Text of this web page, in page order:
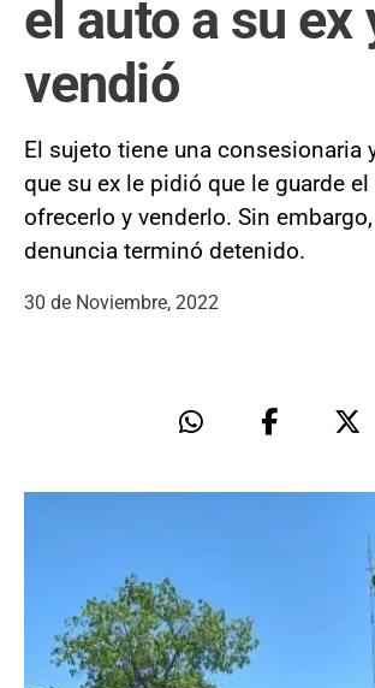
el auto a su ex
vendió
El sujeto tiene una consesionaria
que su ex le pidió que le guarde el
ofrecerlo y venderlo. Sin
denuncia terminó detenido.
30 de Noviembre, 2022